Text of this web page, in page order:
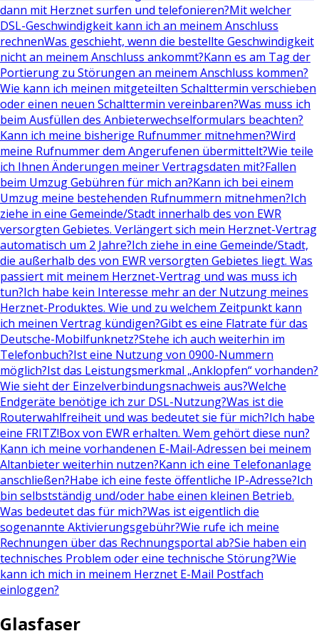
dann mit Herznet surfen und telefonieren?Mit welcher
DSL-Geschwindigkeit kann ich an meinem Anschluss
rechnenWas geschieht, wenn die bestellte Geschwindigkeit
nicht an meinem Anschluss ankommt?Kann es am Tag der
Portierung zu Störungen an meinem Anschluss kommen?
Wie kann ich meinen mitgeteilten Schalttermin verschieben
oder einen neuen Schalttermin vereinbaren?Was muss ich
beim Ausfüllen des Anbieterwechselformulars beachten?
Kann ich meine bisherige Rufnummer mitnehmen?Wird
meine Rufnummer dem Angerufenen übermittelt?Wie teile
ich Ihnen Änderungen meiner Vertragsdaten mit?Fallen
beim Umzug Gebühren für mich an?Kann ich bei einem
Umzug meine bestehenden Rufnummern mitnehmen?Ich
ziehe in eine Gemeinde/Stadt innerhalb des von EWR
versorgten Gebietes. Verlängert sich mein Herznet-Vertrag
automatisch um 2 Jahre?Ich ziehe in eine Gemeinde/Stadt,
die außerhalb des von EWR versorgten Gebietes liegt. Was
passiert mit meinem Herznet-Vertrag und was muss ich
tun?Ich habe kein Interesse mehr an der Nutzung meines
Herznet-Produktes. Wie und zu welchem Zeitpunkt kann
ich meinen Vertrag kündigen?Gibt es eine Flatrate für das
Deutsche-Mobilfunknetz?Stehe ich auch weiterhin im
Telefonbuch?Ist eine Nutzung von 0900-Nummern
möglich?Ist das Leistungsmerkmal „Anklopfen“ vorhanden?
Wie sieht der Einzelverbindungsnachweis aus?Welche
Endgeräte benötige ich zur DSL-Nutzung?Was ist die
Routerwahlfreiheit und was bedeutet sie für mich?Ich habe
eine FRITZ!Box von EWR erhalten. Wem gehört diese nun?
Kann ich meine vorhandenen E-Mail-Adressen bei meinem
Altanbieter weiterhin nutzen?Kann ich eine Telefonanlage
anschließen?Habe ich eine feste öffentliche IP-Adresse?Ich
bin selbstständig und/oder habe einen kleinen Betrieb.
Was bedeutet das für mich?Was ist eigentlich die
sogenannte Aktivierungsgebühr?Wie rufe ich meine
Rechnungen über das Rechnungsportal ab?Sie haben ein
technisches Problem oder eine technische Störung?Wie
kann ich mich in meinem Herznet E-Mail Postfach
einloggen?
Glasfaser